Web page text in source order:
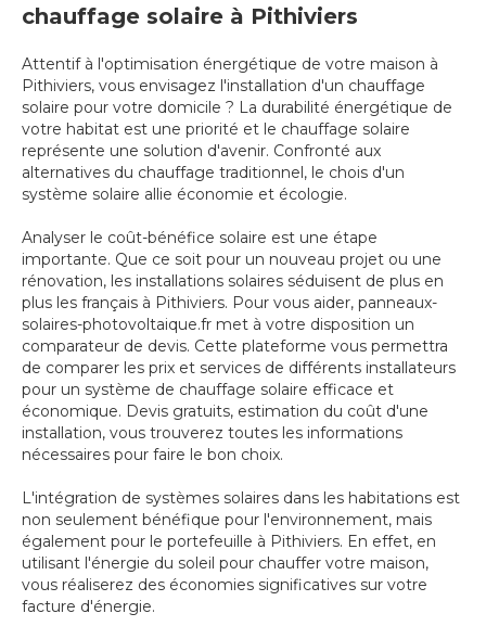
chauffage solaire à Pithiviers
Attentif à l'optimisation énergétique de votre maison à
Pithiviers, vous envisagez l'installation d'un chauffage
solaire pour votre domicile ? La durabilité énergétique de
votre habitat est une priorité et le chauffage solaire
représente une solution d'avenir. Confronté aux
alternatives du chauffage traditionnel, le chois d'un
système solaire allie économie et écologie.
Analyser le coût-bénéfice solaire est une étape
importante. Que ce soit pour un nouveau projet ou une
rénovation, les installations solaires séduisent de plus en
plus les français à Pithiviers. Pour vous aider, panneaux-
solaires-photovoltaique.fr met à votre disposition un
comparateur de devis. Cette plateforme vous permettra
de comparer les prix et services de différents installateurs
pour un système de chauffage solaire efficace et
économique. Devis gratuits, estimation du coût d'une
installation, vous trouverez toutes les informations
nécessaires pour faire le bon choix.
L'intégration de systèmes solaires dans les habitations est
non seulement bénéfique pour l'environnement, mais
également pour le portefeuille à Pithiviers. En effet, en
utilisant l'énergie du soleil pour chauffer votre maison,
vous réaliserez des économies significatives sur votre
facture d'énergie.